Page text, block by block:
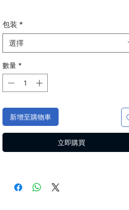
包装 *
選擇
數量 *
新增至購物車
立即購買